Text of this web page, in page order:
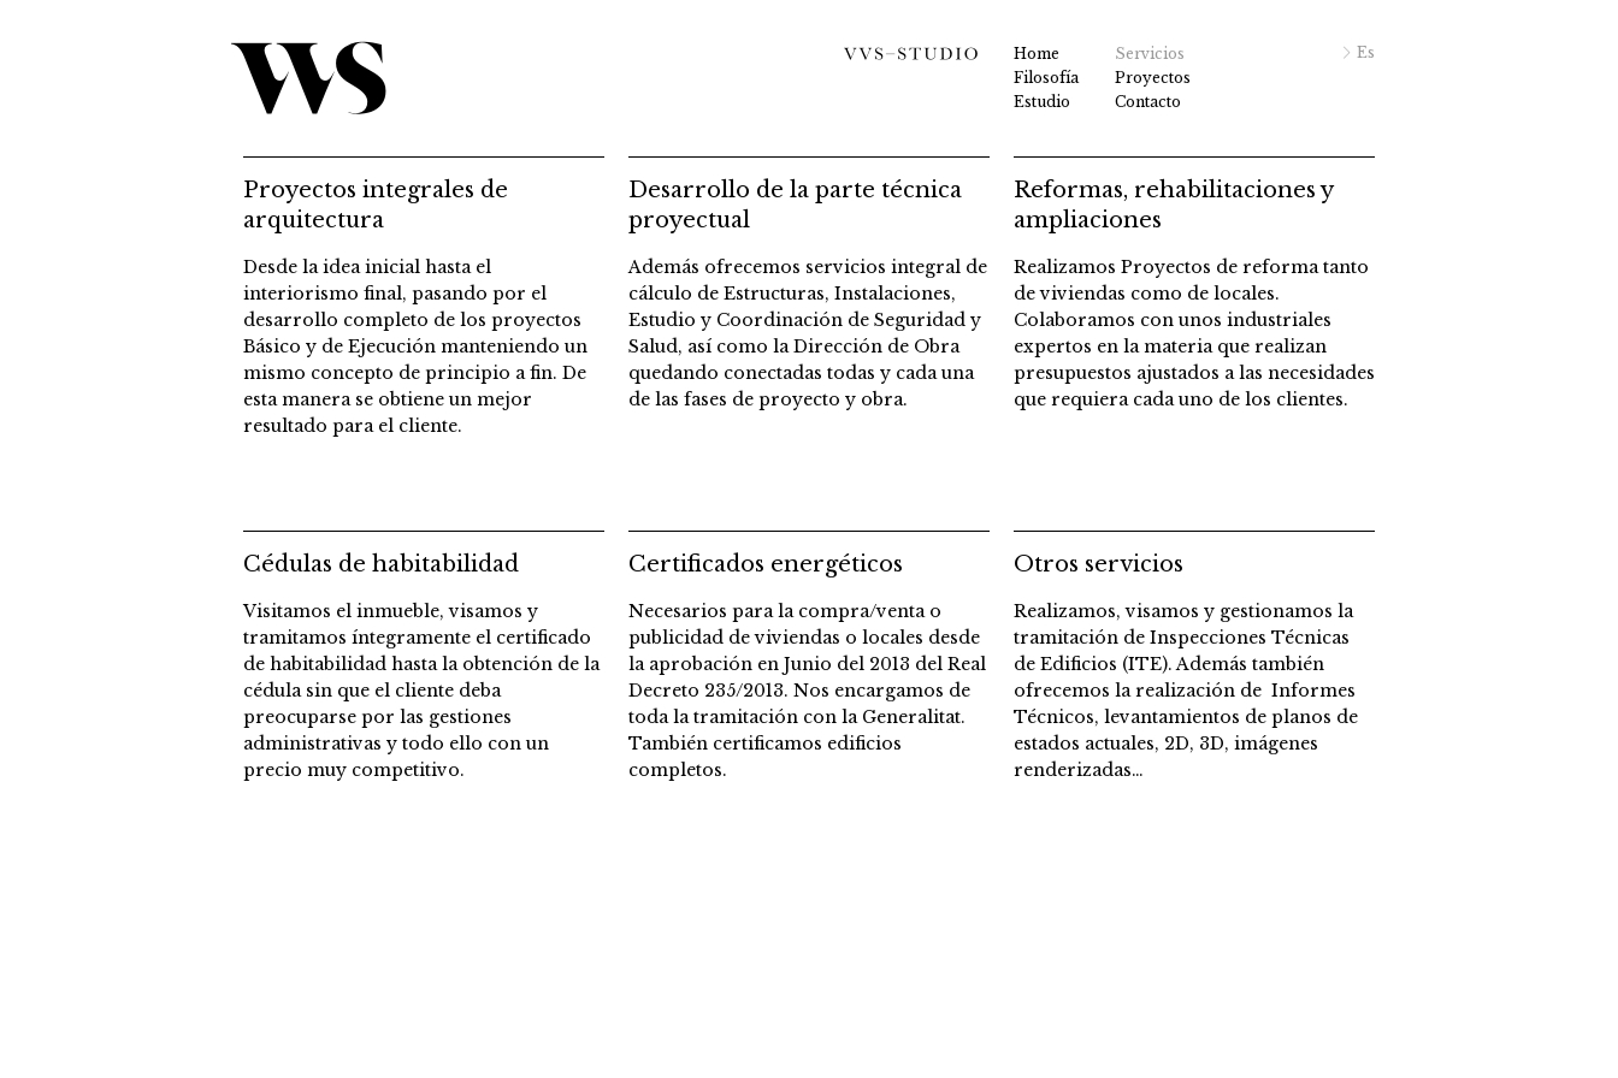
Es
Home
Filosofía
Estudio
Servicios
Proyectos
Contacto
Proyectos integrales de
arquitectura
Desde la idea inicial hasta el
interiorismo final, pasando por el
desarrollo completo de los proyectos
Básico y de Ejecución manteniendo un
mismo concepto de principio a fin. De
esta manera se obtiene un mejor
resultado para el cliente.
Desarrollo de la parte técnica
proyectual
Además ofrecemos servicios integral de
cálculo de Estructuras, Instalaciones,
Estudio y Coordinación de Seguridad y
Salud, así como la Dirección de Obra
quedando conectadas todas y cada una
de las fases de proyecto y obra.
Reformas, rehabilitaciones y
ampliaciones
Realizamos Proyectos de reforma tanto
de viviendas como de locales.
Colaboramos con unos industriales
expertos en la materia que realizan
presupuestos ajustados a las necesidades
que requiera cada uno de los clientes.
Cédulas de habitabilidad
Visitamos el inmueble, visamos y
tramitamos íntegramente el certificado
de habitabilidad hasta la obtención de la
cédula sin que el cliente deba
preocuparse por las gestiones
administrativas y todo ello con un
precio muy competitivo.
Certificados energéticos
Necesarios para la compra/venta o
publicidad de viviendas o locales desde
la aprobación en Junio del 2013 del Real
Decreto 235/2013. Nos encargamos de
toda la tramitación con la Generalitat.
También certificamos edificios
completos.
Otros servicios
Realizamos, visamos y gestionamos la
tramitación de Inspecciones Técnicas
de Edificios (ITE). Además también
ofrecemos la realización de Informes
Técnicos, levantamientos de planos de
estados actuales, 2D, 3D, imágenes
renderizadas…